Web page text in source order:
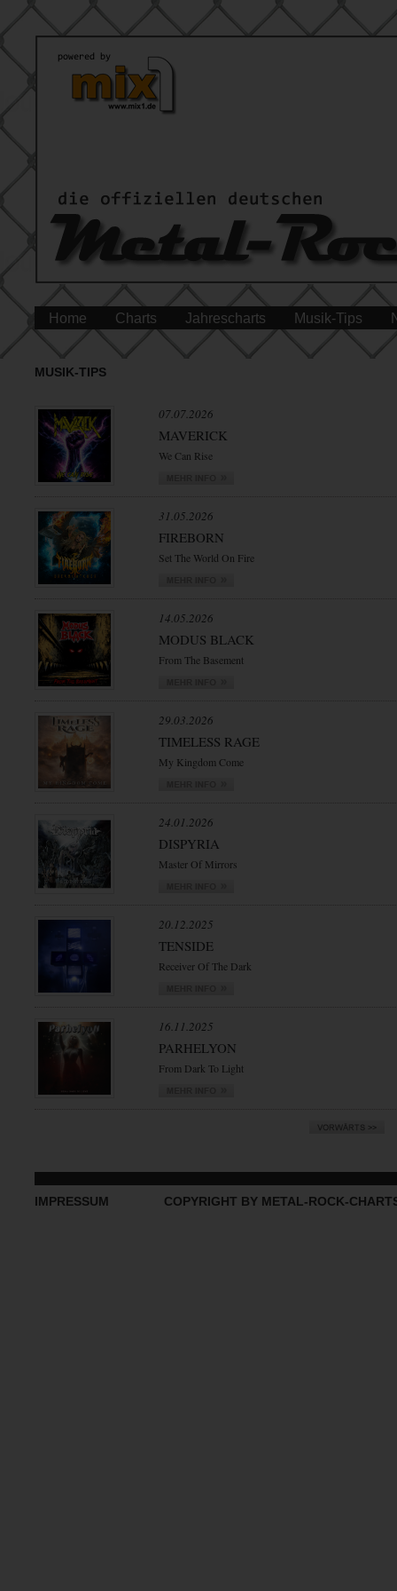
Home Charts Jahrescharts Musik-Tips
MUSIK-TIPS
07.07.2026
MAVERICK
We Can Rise
31.05.2026
FIREBORN
Set The World On Fire
14.05.2026
MODUS BLACK
From The Basement
29.03.2026
TIMELESS RAGE
My Kingdom Come
24.01.2026
DISPYRIA
Master Of Mirrors
20.12.2025
TENSIDE
Receiver Of The Dark
16.11.2025
PARHELYON
From Dark To Light
IMPRESSUM COPYRIGHT BY METAL-ROCK-